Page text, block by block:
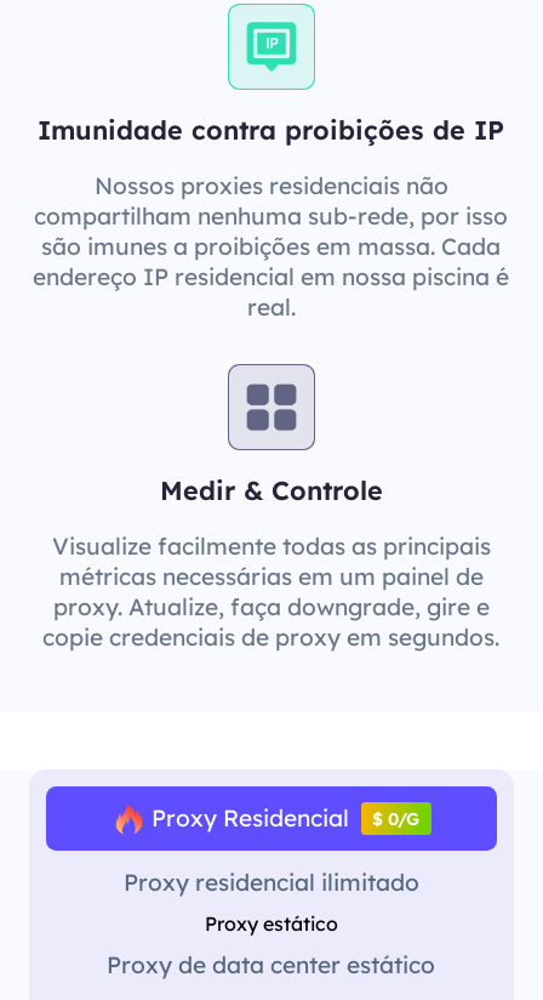
Imunidade contra proibições de IP
Nossos proxies residenciais não
compartilham nenhuma sub-rede, por isso
são imunes a proibições em massa. Cada
endereço IP residencial em nossa piscina é
real.
Medir & Controle
Visualize facilmente todas as principais
métricas necessárias em um painel de
proxy. Atualize, faça downgrade, gire e
copie credenciais de proxy em segundos.
Proxy Residencial $ 0/G
Proxy residencial ilimitado
Proxy estático
Proxy de data center estático